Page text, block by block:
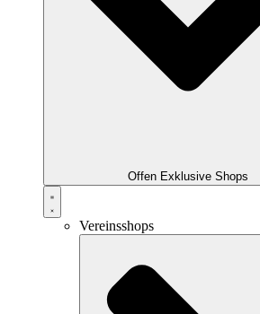
Offen Exklusive Shops
Vereinsshops